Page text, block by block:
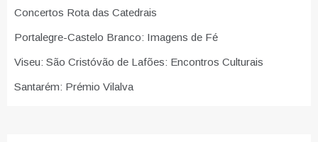
Concertos Rota das Catedrais
Portalegre-Castelo Branco: Imagens de Fé
Viseu: São Cristóvão de Lafões: Encontros Culturais
Santarém: Prémio Vilalva